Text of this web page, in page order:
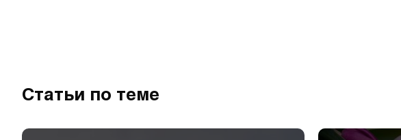
Статьи по теме